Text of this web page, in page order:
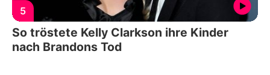
5
So tröstete Kelly Clarkson ihre Kinder
nach Brandons Tod